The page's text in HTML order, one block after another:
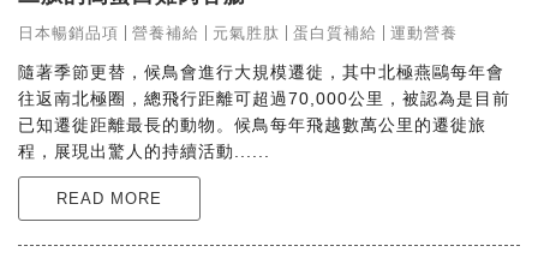
日本暢銷品項 營養補給 元氣胜肽 蛋白質補給 運動營養
隨著季節更替，候鳥會進行大規模遷徙，其中北極燕鷗每年會
往返南北極圈，總飛行距離可超過70,000公里，被認為是目前
已知遷徙距離最長的動物。候鳥每年飛越數萬公里的遷徙旅
程，展現出驚人的持續活動......
READ MORE